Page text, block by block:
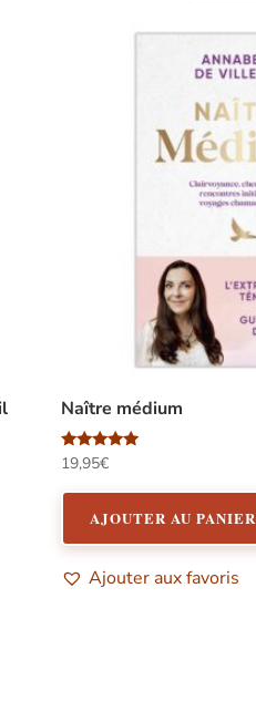
Naître médium
Note
5.00
19,95€
AJOUTER AU PANIER
Ajouter aux favoris